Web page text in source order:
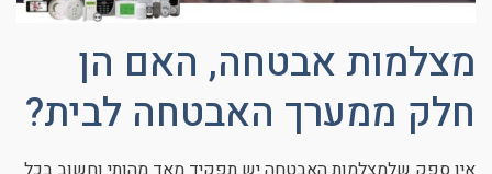
מצלמות אבטחה, האם הן
חלק ממערך האבטחה לבית?